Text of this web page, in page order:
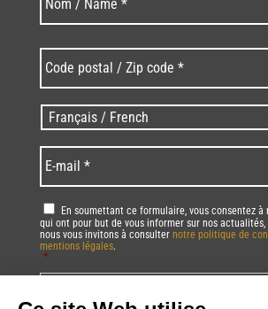
postal
/
Zip
code
* *
Langues
/
Language *
mail *
RGPD *
En soumettant ce formulaire, vous consentez à
qui ont pour but de vous informer sur nos actualités,
nous vous invitons à consulter notre politique de
mentions légales.
*